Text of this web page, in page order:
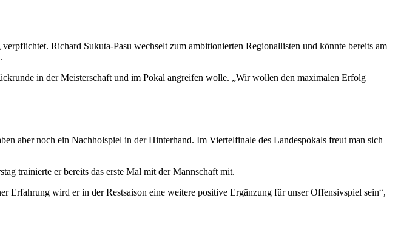
Richard Sukuta-Pasu wechselt zum ambitionierten Regionallisten und könnte bereits am
in der Meisterschaft und im Pokal angreifen wolle. „Wir wollen den maximalen Erfolg
aber noch ein Nachholspiel in der Hinterhand. Im Viertelfinale des Landespokals freut man sich
trainierte er bereits das erste Mal mit der Mannschaft mit.
wird er in der Restsaison eine weitere positive Ergänzung für unser Offensivspiel sein“,